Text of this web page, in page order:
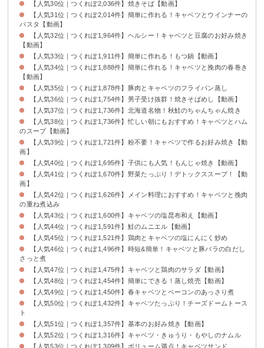
【人気30位｜つくれぽ2,036件】焼きそば【動画】
【人気31位｜つくれぽ2,014件】簡単に作れる！キャベツとウインナーの
パスタ【動画】
【人気32位｜つくれぽ1,964件】ヘルシー！キャベツと豆腐のお好み焼き
【動画】
【人気33位｜つくれぽ1,911件】簡単に作れる！もつ鍋【動画】
【人気34位｜つくれぽ1,888件】簡単に作れる！キャベツと挽肉の春巻き
【動画】
【人気35位｜つくれぽ1,878件】豚肉とキャベツのフライパン蒸し
【人気36位｜つくれぽ1,754件】男子受け抜群！焼きそばめし【動画】
【人気37位｜つくれぽ1,736件】北海道名物！秋鮭のちゃんちゃん焼き
【人気38位｜つくれぽ1,736件】忙しい朝にもおすすめ！キャベツとハム
のスープ【動画】
【人気39位｜つくれぽ1,721件】粉不要！キャベツで作るお好み焼き【動
画】
【人気40位｜つくれぽ1,695件】子供にも人気！もんじゃ焼き【動画】
【人気41位｜つくれぽ1,670件】野菜たっぷり！デトックススープ！【動
画】
【人気42位｜つくれぽ1,626件】メイン料理におすすめ！キャベツと挽肉
の重ね煮込み
【人気43位｜つくれぽ1,600件】キャベツの塩昆布和え【動画】
【人気44位｜つくれぽ1,591件】鮭のムニエル【動画】
【人気45位｜つくれぽ1,521件】鶏肉とキャベツの塩にんにく炒め
【人気46位｜つくれぽ1,496件】時短&簡単！キャベツと豚バラの白だし
さっと煮
【人気47位｜つくれぽ1,475件】キャベツと鶏肉のサラダ【動画】
【人気48位｜つくれぽ1,454件】簡単にできる！蒸し焼売【動画】
【人気49位｜つくれぽ1,450件】春キャベツとベーコンのあっさり煮
【人気50位｜つくれぽ1,432件】キャベツたっぷり！チーズドームトース
ト
【人気51位｜つくれぽ1,357件】基本のお好み焼き【動画】
【人気52位｜つくれぽ1,316件】キャベツ・きゅうり・もやしのナムル
【人気53位｜つくれぽ1,309件】ボリューム満点！キャベツサンド